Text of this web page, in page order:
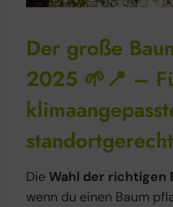
Der große
2025 🌱📍 –
DieWahl der richtigen
wenn du einen Baum